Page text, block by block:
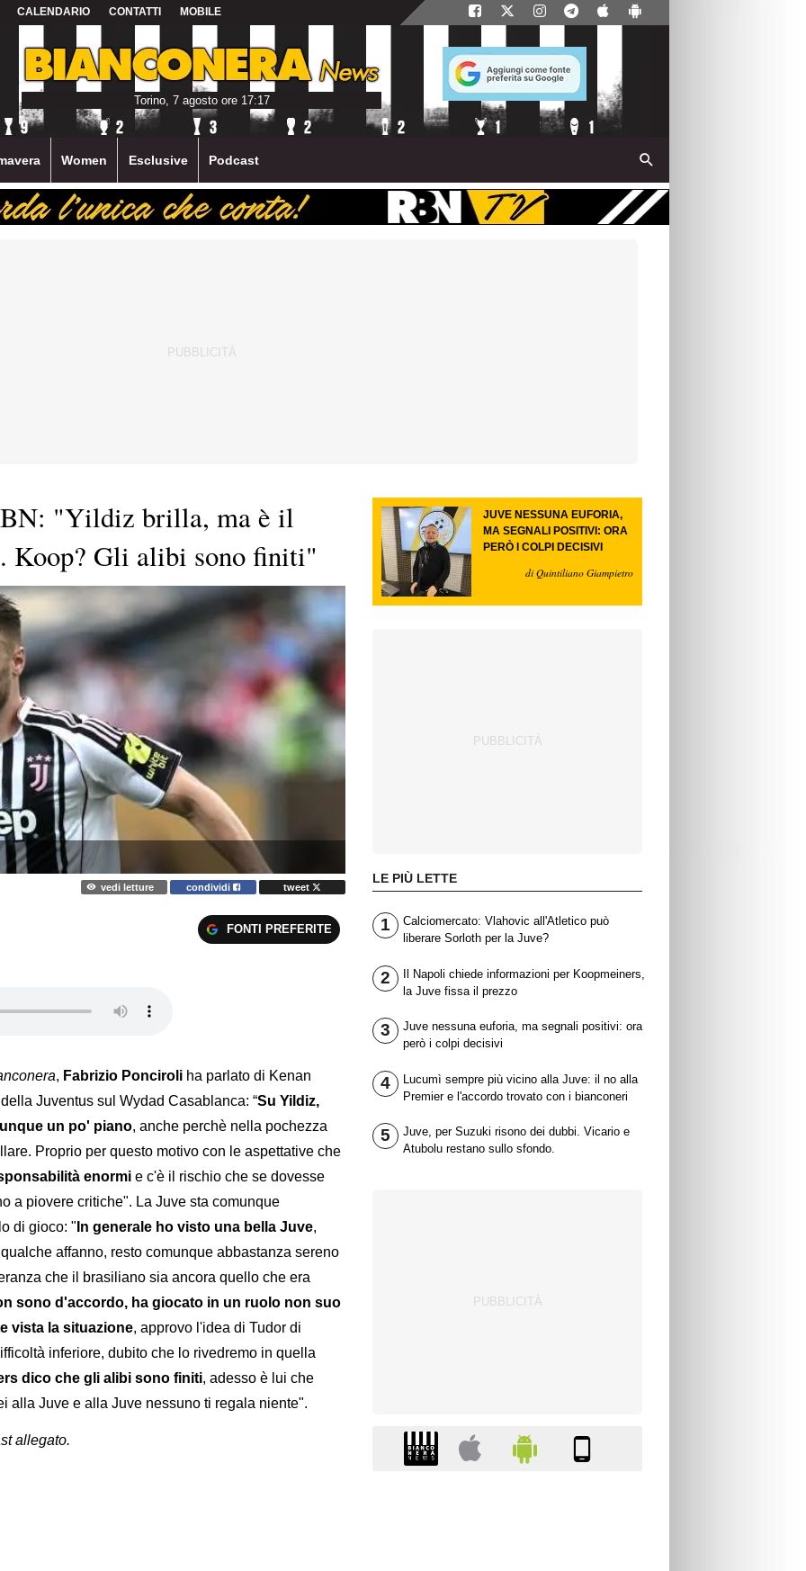
CALENDARIO CONTATTI MOBILE
Torino, 7 agosto ore 17:17
Women Esclusive Podcast
"Yildiz brilla, ma è il
Koop? Gli alibi sono finiti"
vedi letture condividi tweet
FONTI PREFERITE
, Fabrizio Ponciroli ha parlato di Kenan
Juventus sul Wydad Casablanca: “Su Yildiz,
un po' piano, anche perchè nella pochezza
Proprio per questo motivo con le aspettative che
enormi e c'è il rischio che se dovesse
a piovere critiche". La Juve sta comunque
di gioco: " In generale ho visto una bella Juve,
affanno, resto comunque abbastanza sereno
che il brasiliano sia ancora quello che era
sono d'accordo, ha giocato in un ruolo non suo
vista la situazione, approvo l'idea di Tudor di
inferiore, dubito che lo rivedremo in quella
dico che gli alibi sono finiti, adesso è lui che
alla Juve e alla Juve nessuno ti regala niente".
allegato.
JUVE NESSUNA EUFORIA,
MA SEGNALI POSITIVI: ORA
PERÒ I COLPI DECISIVI
di Quintiliano Giampietro
LE PIÙ LETTE
1
Calciomercato: Vlahovic all'Atletico può
liberare Sorloth per la Juve?
2
Il Napoli chiede informazioni per Koopmeiners,
la Juve fissa il prezzo
3
Juve nessuna euforia, ma segnali positivi: ora
però i colpi decisivi
4
Lucumì sempre più vicino alla Juve: il no alla
Premier e l'accordo trovato con i bianconeri
5
Juve, per Suzuki risono dei dubbi. Vicario e
Atubolu restano sullo sfondo.